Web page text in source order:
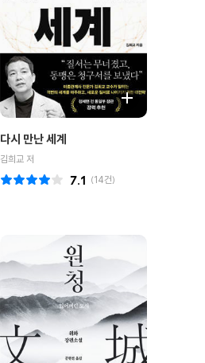
다시 만난 세계
김희교 저
(14건)
7.1